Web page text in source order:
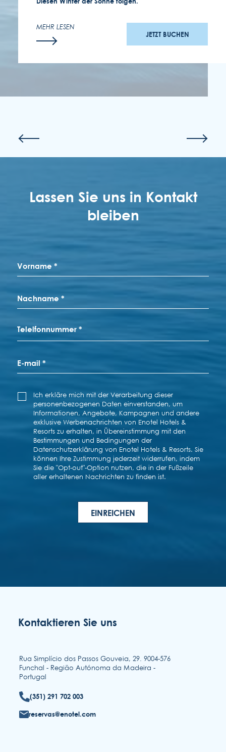
MEHR LESEN
JETZT BUCHEN
Kontaktieren Sie uns
Rua Simplício dos Passos Gouveia, 29. 9004-576
Funchal - Região Autónoma da Madeira -
Portugal
(351) 291 702 003
reservas@enotel.com